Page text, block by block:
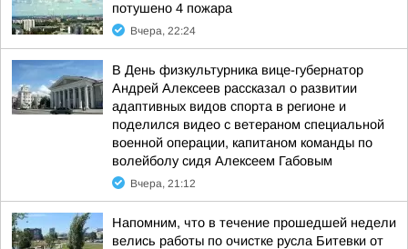
потушено 4 пожара
Вчера, 22:24
В День физкультурника вице-губернатор
Андрей Алексеев рассказал о развитии
адаптивных видов спорта в регионе и
поделился видео с ветераном специальной
военной операции, капитаном команды по
волейболу сидя Алексеем Габовым
Вчера, 21:12
Напомним, что в течение прошедшей недели
велись работы по очистке русла Битевки от